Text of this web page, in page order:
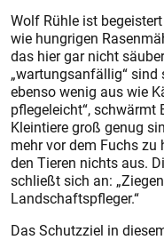
Wolf Rühle ist
wie hungrigen
das hier gar nicht
„wartungsanfällig“ sind
ebenso wenig aus wie
pflegeleicht“, schwärmt
Kleintiere groß genug
mehr vor dem Fuchs
den Tieren nichts aus.
schließt sich an:
Landschaftspfleger.“
Das Schutzziel in